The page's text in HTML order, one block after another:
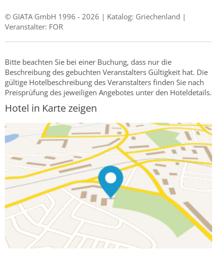
© GIATA GmbH 1996 - 2026 | Katalog: Griechenland |
Veranstalter: FOR
Bitte beachten Sie bei einer Buchung, dass nur die
Beschreibung des gebuchten Veranstalters Gültigkeit hat. Die
gültige Hotelbeschreibung des Veranstalters finden Sie nach
Preisprüfung des jeweiligen Angebotes unter den Hoteldetails.
Hotel in Karte zeigen